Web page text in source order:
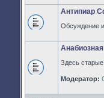
сообщений
сообщений
Антипиар
Обсуждение
Нет
непрочитанных
Анабиозная
Здесь
Модератор: